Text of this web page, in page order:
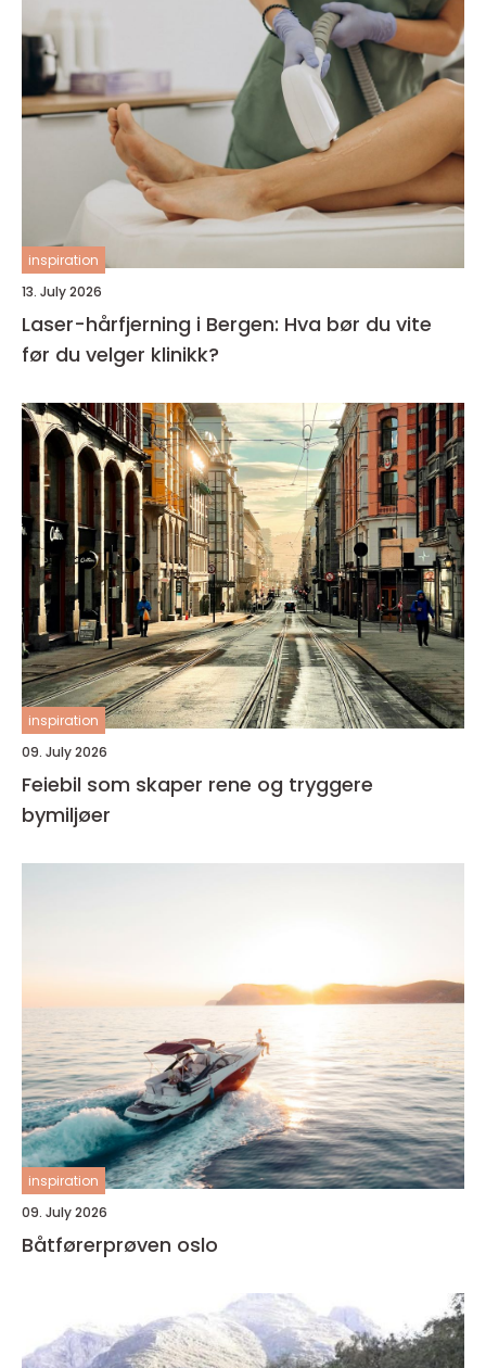
inspiration
13. July 2026
Laser-hårfjerning i Bergen: Hva bør du vite
før du velger klinikk?
inspiration
09. July 2026
Feiebil som skaper rene og tryggere
bymiljøer
inspiration
09. July 2026
Båtførerprøven oslo